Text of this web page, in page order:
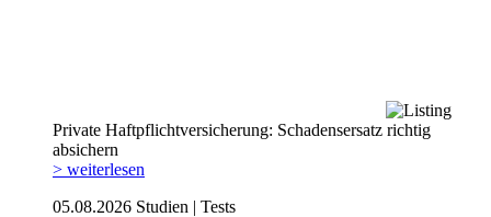
Private Haftpflicht­versicherung: Schadensersatz richtig
absichern
> weiterlesen
05.08.2026 Studien | Tests